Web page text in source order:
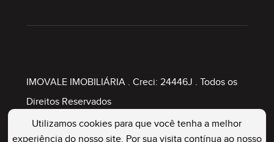
IMOVALE IMOBILIÁRIA. Creci: 24446J . Todos os
Direitos Reservados
Utilizamos cookies para que você tenha a melhor
experiência do nosso site. Por sua visita contínua ao nosso